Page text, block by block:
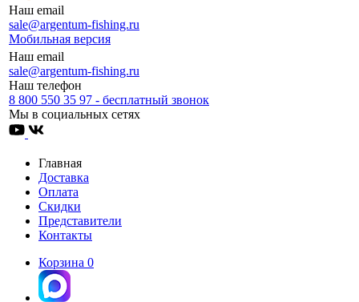
Наш email
sale@argentum-fishing.ru
Мобильная версия
Наш email
sale@argentum-fishing.ru
Наш телефон
8 800 550 35 97 - бесплатный звонок
Мы в социальных сетях
Главная
Доставка
Оплата
Скидки
Представители
Контакты
Корзина 0